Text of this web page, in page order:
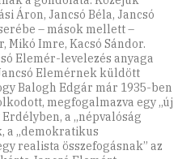
Áron, Jancsó Béla, Jancsó
– mások mellett –
Mikó Imre, Kacsó Sándor.
Elemér-­levelezés anyaga
Elemérnek küldött
Balogh Edgár már 1935-ben
megfogalmazva egy ,,új
a ,,népvalóság
a ,,demokratikus
realista összefogásnak” az